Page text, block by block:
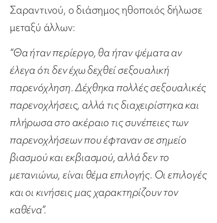
Σαραντινού, ο διάσημος ηθοποιός δήλωσε
μεταξύ άλλων:
“Θα ήταν περίεργο, θα ήταν ψέματα αν
έλεγα ότι δεν έχω δεχθεί σεξουαλική
παρενόχληση. Δέχθηκα πολλές σεξουαλικές
παρενοχλήσεις, αλλά τις διαχειρίστηκα και
πλήρωσα στο ακέραιο τις συνέπειες των
παρενοχλήσεων που έφταναν σε σημείο
βιασμού και εκβιασμού, αλλά δεν το
μετανιώνω, είναι θέμα επιλογής. Οι επιλογές
και οι κινήσεις μας χαρακτηρίζουν τον
καθένα”.